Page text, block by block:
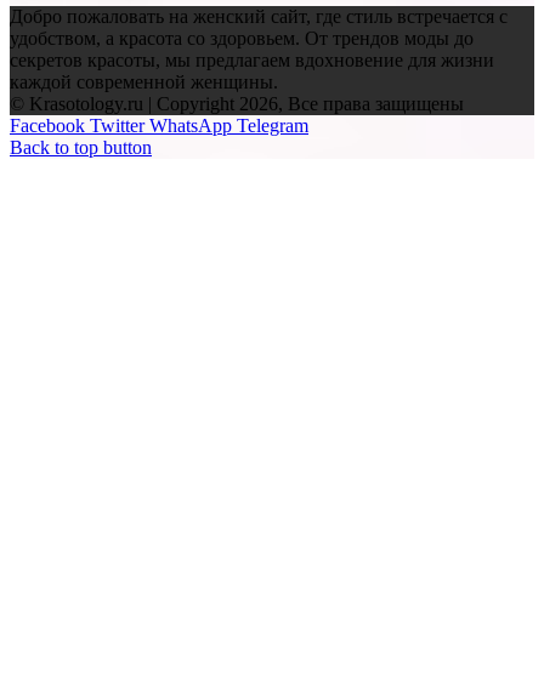
Добро пожаловать на женский сайт, где стиль встречается с
удобством, а красота со здоровьем. От трендов моды до
секретов красоты, мы предлагаем вдохновение для жизни
каждой современной женщины.
© Krasotology.ru | Copyright 2026, Все права защищены
Facebook Twitter WhatsApp Telegram
Back to top button